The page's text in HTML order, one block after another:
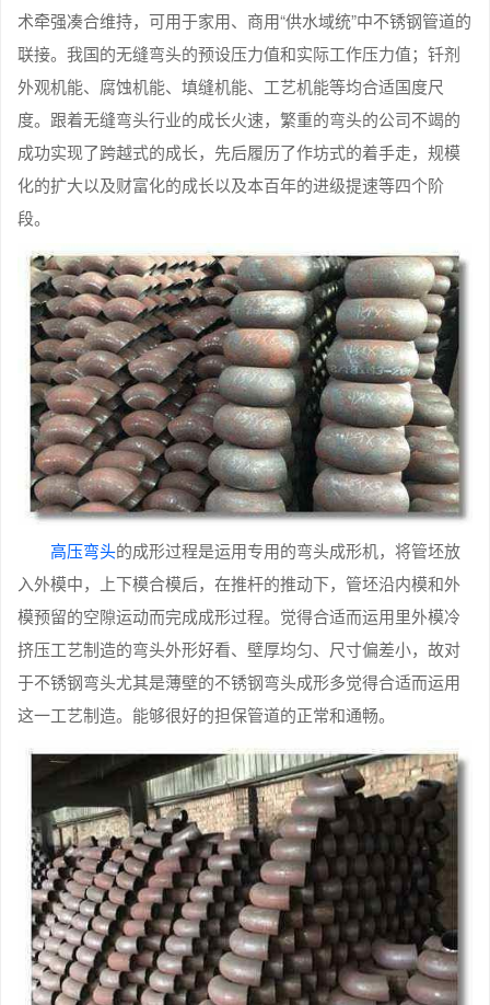
术牵强凑合维持，可用于家用、商用“供水域统”中不锈钢管道的
联接。我国的无缝弯头的预设压力值和实际工作压力值；钎剂
外观机能、腐蚀机能、填缝机能、工艺机能等均合适国度尺
度。跟着无缝弯头行业的成长火速，繁重的弯头的公司不竭的
成功实现了跨越式的成长，先后履历了作坊式的着手走，规模
化的扩大以及财富化的成长以及本百年的进级提速等四个阶
段。
高压弯头的成形过程是运用专用的弯头成形机，将管坯放
入外模中，上下模合模后，在推杆的推动下，管坯沿内模和外
模预留的空隙运动而完成成形过程。觉得合适而运用里外模冷
挤压工艺制造的弯头外形好看、壁厚均匀、尺寸偏差小，故对
于不锈钢弯头尤其是薄壁的不锈钢弯头成形多觉得合适而运用
这一工艺制造。能够很好的担保管道的正常和通畅。